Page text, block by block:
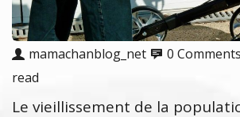
mamachanblog_net 0 Comments
read
Le vieillissement de la